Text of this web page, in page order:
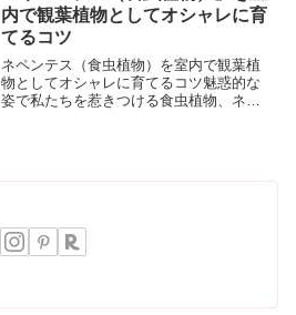
内で観葉植物としてオシャレに育
てるコツ
ネペンテス（食虫植物）を室内で観葉植
物としてオシャレに育てるコツ魅惑的な
姿で私たちを惹きつける食虫植物、ネペ